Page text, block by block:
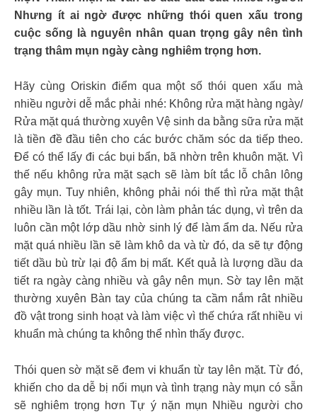
Nhưng ít ai ngờ được những thói quen xấu trong
cuộc sống là nguyên nhân quan trọng gây nên tình
trạng thâm mụn ngày càng nghiêm trọng hơn.
Hãy cùng Oriskin điểm qua một số thói quen xấu mà
nhiều người dễ mắc phải nhé: Không rửa mặt hàng ngày/
Rửa mặt quá thường xuyên Vệ sinh da bằng sữa rửa mặt
là tiền đề đầu tiên cho các bước chăm sóc da tiếp theo.
Để có thể lấy đi các bụi bẩn, bã nhờn trên khuôn mặt. Vì
thế nếu không rửa mặt sạch sẽ làm bít tắc lỗ chân lông
gây mụn. Tuy nhiên, không phải nói thế thì rửa mặt thật
nhiều lần là tốt. Trái lại, còn làm phản tác dụng, vì trên da
luôn cần một lớp dầu nhờ sinh lý để làm ẩm da. Nếu rửa
mặt quá nhiều lần sẽ làm khô da và từ đó, da sẽ tự động
tiết dầu bù trừ lại độ ẩm bị mất. Kết quả là lượng dầu da
tiết ra ngày càng nhiều và gây nên mụn. Sờ tay lên mặt
thường xuyên Bàn tay của chúng ta cầm nắm rât nhiều
đồ vật trong sinh hoạt và làm việc vì thế chứa rất nhiều vi
khuẩn mà chúng ta không thể nhìn thấy được.
Thói quen sờ mặt sẽ đem vi khuẩn từ tay lên mặt. Từ đó,
khiến cho da dễ bị nổi mụn và tình trạng này mụn có sẵn
sẽ nghiêm trọng hơn Tự ý nặn mụn Nhiều người cho